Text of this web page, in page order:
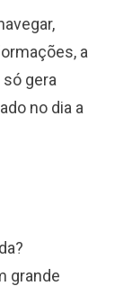
a
gera
no dia a
grande